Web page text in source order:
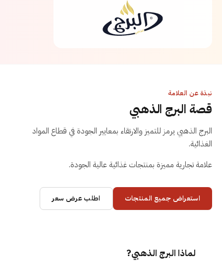
نبذة عن العلامة
قصة البرج الذهبي
البرج الذهبي يرمز للتميز والارتقاء بمعايير الجودة في قطاع المواد
الغذائية.
علامة تجارية مميزة بمنتجات غذائية عالية الجودة.
استعراض جميع المنتجات اطلب عرض سعر
لماذا البرج الذهبي?